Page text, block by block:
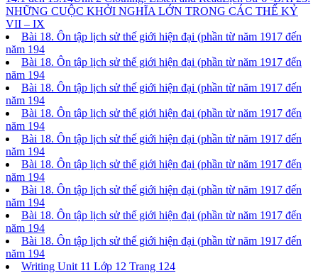
NHỮNG CUỘC KHỞI NGHĨA LỚN TRONG CÁC THẾ KỶ
VII – IX
Bài 18. Ôn tập lịch sử thế giới hiện đại (phần từ năm 1917 đến
năm 194
Bài 18. Ôn tập lịch sử thế giới hiện đại (phần từ năm 1917 đến
năm 194
Bài 18. Ôn tập lịch sử thế giới hiện đại (phần từ năm 1917 đến
năm 194
Bài 18. Ôn tập lịch sử thế giới hiện đại (phần từ năm 1917 đến
năm 194
Bài 18. Ôn tập lịch sử thế giới hiện đại (phần từ năm 1917 đến
năm 194
Bài 18. Ôn tập lịch sử thế giới hiện đại (phần từ năm 1917 đến
năm 194
Bài 18. Ôn tập lịch sử thế giới hiện đại (phần từ năm 1917 đến
năm 194
Bài 18. Ôn tập lịch sử thế giới hiện đại (phần từ năm 1917 đến
năm 194
Bài 18. Ôn tập lịch sử thế giới hiện đại (phần từ năm 1917 đến
năm 194
Writing Unit 11 Lớp 12 Trang 124